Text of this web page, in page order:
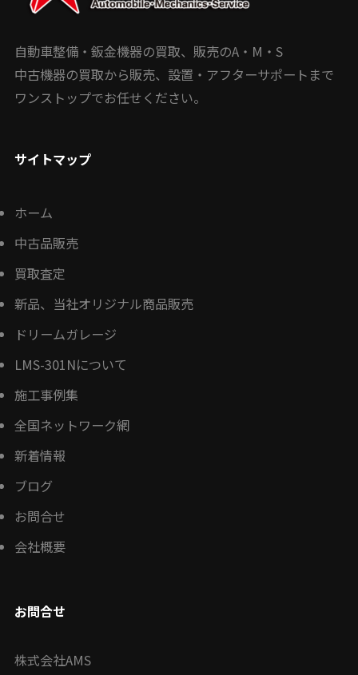
自動車整備・鈑金機器の買取、販売のA・M・S
中古機器の買取から販売、設置・アフターサポートまで
ワンストップでお任せください。
サイトマップ
ホーム
中古品販売
買取査定
新品、当社オリジナル商品販売
ドリームガレージ
LMS-301Nについて
施工事例集
全国ネットワーク網
新着情報
ブログ
お問合せ
会社概要
お問合せ
株式会社AMS